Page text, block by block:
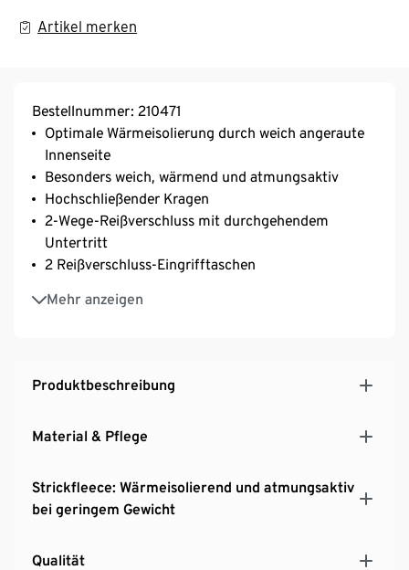
Artikel merken
Bestellnummer: 210471
Optimale Wärmeisolierung durch weich angeraute
Innenseite
Besonders weich, wärmend und atmungsaktiv
Hochschließender Kragen
2-Wege-Reißverschluss mit durchgehendem
Untertritt
2 Reißverschluss-Eingrifftaschen
Mehr anzeigen
Antipilling-Ausrüstung verhindert die Bildung von
Faserknötchen
Produktbeschreibung
Material & Pflege
Strickfleece: Wärmeisolierend und atmungsaktiv
bei geringem Gewicht
Qualität